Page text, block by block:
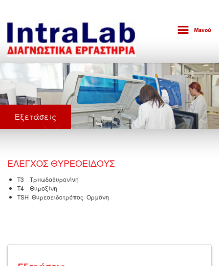
Εξετάσεις
ΕΛΕΓΧΟΣ ΘΥΡΕΟΕΙΔΟΥΣ
Τ3 Tριιωδοθυρονίνη
Τ4 Θυροξίνη
TSH Θυρεοειδοτρόπος Ορμόνη